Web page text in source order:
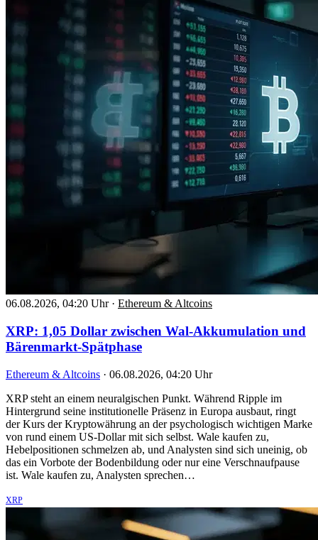
06.08.2026, 04:20 Uhr · Ethereum & Altcoins
XRP: 1,05 Dollar zwischen Wal-Akkumulation und
Bärenmarkt-Spätphase
Ethereum & Altcoins · 06.08.2026, 04:20 Uhr
XRP steht an einem neuralgischen Punkt. Während Ripple im
Hintergrund seine institutionelle Präsenz in Europa ausbaut, ringt
der Kurs der Kryptowährung an der psychologisch wichtigen Marke
von rund einem US-Dollar mit sich selbst. Wale kaufen zu,
Hebelpositionen schmelzen ab, und Analysten sind sich uneinig, ob
das ein Vorbote der Bodenbildung oder nur eine Verschnaufpause
ist. Wale kaufen zu, Analysten sprechen…
XRP